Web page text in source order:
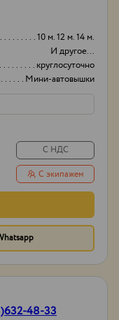
10 м. 12 м. 14 м.
И другое...
круглосуточно
Мини-автовышки
15
С НДС
С экипажем
48-33